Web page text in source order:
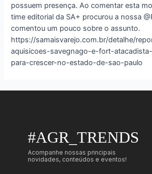
possuem presença. Ao comentar esta
time editorial da SA+ procurou a nossa
comentou um pouco sobre o assunto.
https://samaisvarejo.com.br/detalhe/
aquisicoes-savegnago-e-fort-
para-crescer-no-estado-de-sao-paulo
#AGR_TRENDS
Acompanhe nossas principais
novidades, conteúdos e eventos!